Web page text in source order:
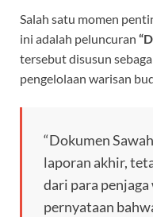
Salah satu momen
ini adalah peluncuran
tersebut disusun
pengelolaan warisan
“Dokumen
laporan akhir,
dari para
pernyataan